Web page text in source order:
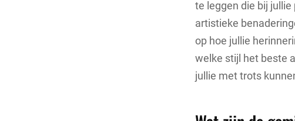
te leggen die bij
artistieke
op hoe jullie
welke stijl het beste
jullie met trots